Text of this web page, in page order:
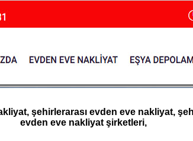
şehirlerarası evden eve nakliyat,
evden eve nakliyat şirketleri,